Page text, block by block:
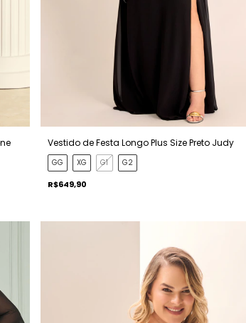
Vestido de Festa Longo Plus Size Preto Judy
GG XG G1 G2
R$649,90